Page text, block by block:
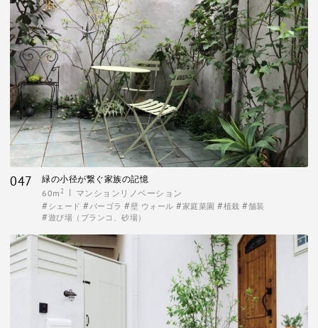
047
緑の小径が繋ぐ家族の記憶
60m 2 マンションリノベーション
シェード パーゴラ 壁 ウォール 家庭菜園 植栽
舗装
遊び場（ブランコ、砂場）